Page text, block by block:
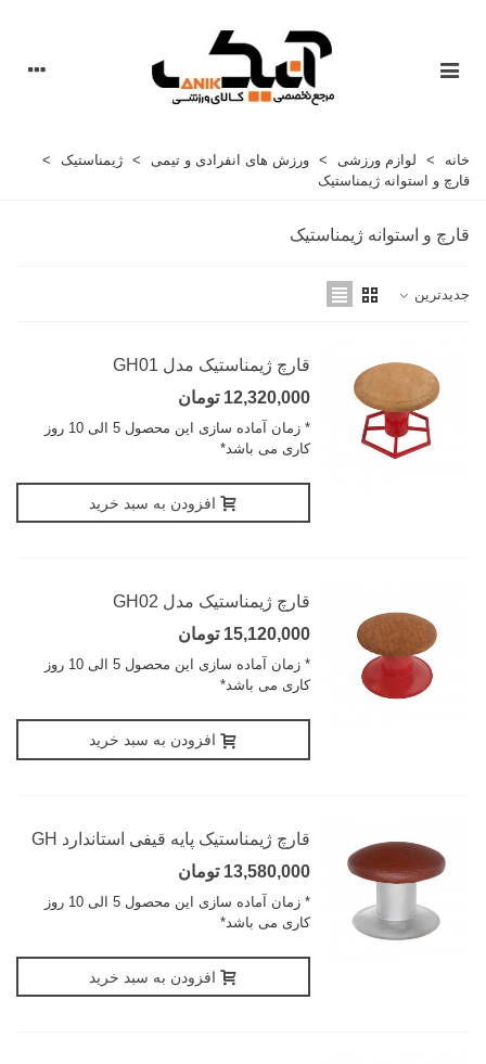
خانه > لوازم ورزشی > ورزش های انفرادی و تیمی > ژیمناستیک
>
قارچ و استوانه ژیمناستیک
قارچ و استوانه ژیمناستیک
جدیدترین
قارچ ژیمناستیک مدل GH01
12,320,000 تومان
* زمان آماده سازی این محصول 5 الی 10 روز
کاری می باشد*
افزودن به سبد خرید
قارچ ژیمناستیک مدل GH02
15,120,000 تومان
* زمان آماده سازی این محصول 5 الی 10 روز
کاری می باشد*
افزودن به سبد خرید
قارچ ژیمناستیک پایه قیفی استاندارد GH
13,580,000 تومان
* زمان آماده سازی این محصول 5 الی 10 روز
کاری می باشد*
افزودن به سبد خرید